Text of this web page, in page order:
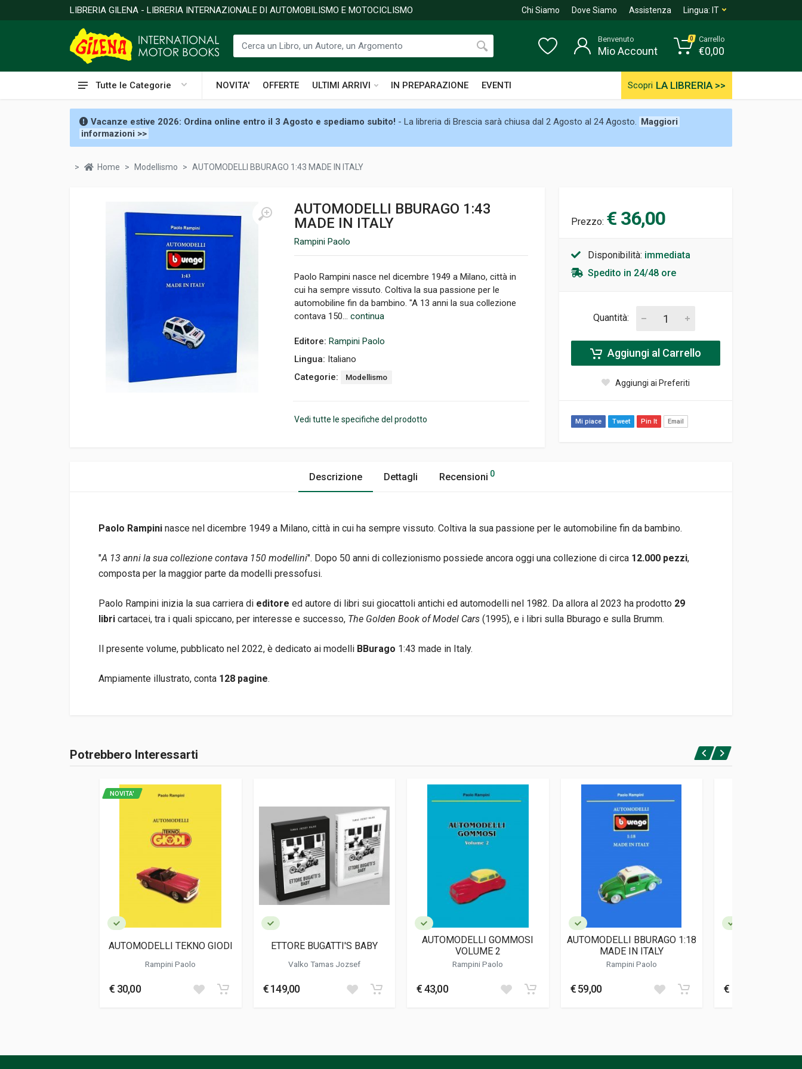
LIBRERIA GILENA - LIBRERIA INTERNAZIONALE DI AUTOMOBILISMO E MOTOCICLISMO Chi Siamo Dove Siamo Assistenza Lingua: IT
Tutte le Categorie NOVITA' OFFERTE ULTIMI ARRIVI IN PREPARAZIONE EVENTI Scopri LA LIBRERIA >>
Benvenuto
Mio Account
0 Carrello
€0,00
Vacanze estive 2026: Ordina online entro il 3 Agosto e spediamo subito! - La libreria di Brescia sarà chiusa dal 2 Agosto al 24 Agosto. Maggiori
informazioni >>
Home Modellismo AUTOMODELLI BBURAGO 1:43 MADE IN ITALY
AUTOMODELLI BBURAGO 1:43
MADE IN ITALY
Rampini Paolo
Paolo Rampini nasce nel dicembre 1949 a Milano, città in
cui ha sempre vissuto. Coltiva la sua passione per le
automobiline fin da bambino. "A 13 anni la sua collezione
contava 150... continua
Editore: Rampini Paolo
Lingua: Italiano
Categorie:
Modellismo
Vedi tutte le specifiche del prodotto
Prezzo: € 36,00
Disponibilità: immediata
Spedito in 24/48 ore
Quantità:
Aggiungi al Carrello
Aggiungi ai Preferiti
Mi piace Tweet Pin It Email
Descrizione Dettagli Recensioni 0
Paolo Rampini nasce nel dicembre 1949 a Milano, città in cui ha sempre vissuto. Coltiva la sua passione per le automobiline fin da bambino.
"A 13 anni la sua collezione contava 150 modellini". Dopo 50 anni di collezionismo possiede ancora oggi una collezione di circa 12.000 pezzi,
composta per la maggior parte da modelli pressofusi.
Paolo Rampini inizia la sua carriera di editore ed autore di libri sui giocattoli antichi ed automodelli nel 1982. Da allora al 2023 ha prodotto 29
libri cartacei, tra i quali spiccano, per interesse e successo, The Golden Book of Model Cars (1995), e i libri sulla Bburago e sulla Brumm.
Il presente volume, pubblicato nel 2022, è dedicato ai modelli BBurago 1:43 made in Italy.
Ampiamente illustrato, conta 128 pagine.
Rampini Paolo
Informazioni aggiuntive
Accedi o registrati
Potrebbero Interessarti
NOVITA'
AUTOMODELLI TEKNO GIODI
Rampini Paolo
€ 30,00
ETTORE BUGATTI'S BABY
Valko Tamas Jozsef
€ 149,00
AUTOMODELLI GOMMOSI
VOLUME 2
Rampini Paolo
€ 43,00
AUTOMODELLI BBURAGO 1:18
MADE IN ITALY
Rampini Paolo
€ 59,00 € 30,00